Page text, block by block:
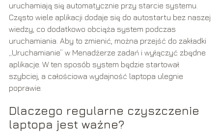
uruchamiają się automatycznie przy starcie systemu.
Często wiele aplikacji dodaje się do autostartu bez naszej
wiedzy, co dodatkowo obciąża system podczas
uruchamiania. Aby to zmienić, można przejść do zakładki
„Uruchamianie” w Menadżerze zadań i wyłączyć zbędne
aplikacje. W ten sposób system będzie startował
szybciej, a całościowa wydajność laptopa ulegnie
poprawie.
Dlaczego regularne czyszczenie
laptopa jest ważne?